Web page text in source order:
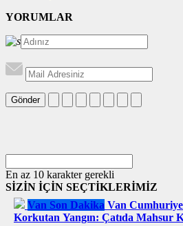
YORUMLAR
Gönder
En az 10 karakter gerekli
SİZİN İÇİN SEÇTİKLERİMİZ
Van Son Dakika Van
Korkutan Yangın: Çatıda Mahsur